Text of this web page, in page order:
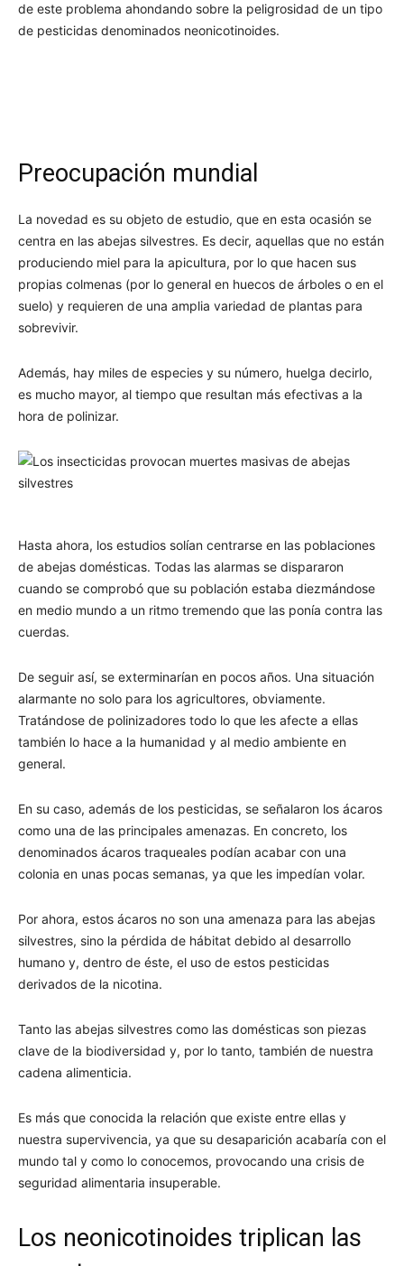
de este problema ahondando sobre la peligrosidad de un tipo
de pesticidas denominados neonicotinoides.
Preocupación mundial
La novedad es su objeto de estudio, que en esta ocasión se
centra en las abejas silvestres. Es decir, aquellas que no están
produciendo miel para la apicultura, por lo que hacen sus
propias colmenas (por lo general en huecos de árboles o en el
suelo) y requieren de una amplia variedad de plantas para
sobrevivir.
Además, hay miles de especies y su número, huelga decirlo,
es mucho mayor, al tiempo que resultan más efectivas a la
hora de polinizar.
Hasta ahora, los estudios solían centrarse en las poblaciones
de abejas domésticas. Todas las alarmas se dispararon
cuando se comprobó que su población estaba diezmándose
en medio mundo a un ritmo tremendo que las ponía contra las
cuerdas.
De seguir así, se exterminarían en pocos años. Una situación
alarmante no solo para los agricultores, obviamente.
Tratándose de polinizadores todo lo que les afecte a ellas
también lo hace a la humanidad y al medio ambiente en
general.
En su caso, además de los pesticidas, se señalaron los ácaros
como una de las principales amenazas. En concreto, los
denominados ácaros traqueales podían acabar con una
colonia en unas pocas semanas, ya que les impedían volar.
Por ahora, estos ácaros no son una amenaza para las abejas
silvestres, sino la pérdida de hábitat debido al desarrollo
humano y, dentro de éste, el uso de estos pesticidas
derivados de la nicotina.
Tanto las abejas silvestres como las domésticas son piezas
clave de la biodiversidad y, por lo tanto, también de nuestra
cadena alimenticia.
Es más que conocida la relación que existe entre ellas y
nuestra supervivencia, ya que su desaparición acabaría con el
mundo tal y como lo conocemos, provocando una crisis de
seguridad alimentaria insuperable.
Los neonicotinoides triplican las